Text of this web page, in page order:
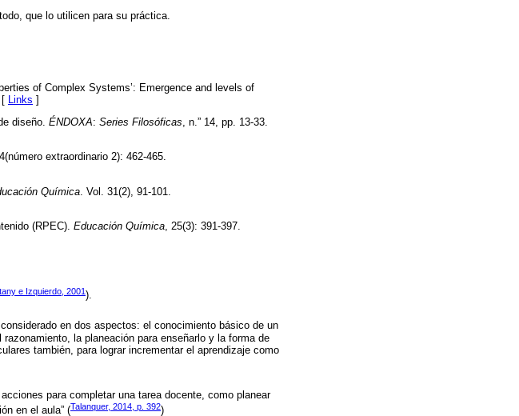
que lo utilicen para su práctica.
of Complex Systems’: Emergence and levels of
[ Links ]
diseño. ÉNDOXA: Series Filosóficas, n.” 14, pp. 13-33.
extraordinario 2): 462-465.
Química . Vol. 31(2), 91-101.
(RPEC). Educación Química , 25(3): 391-397.
e Izquierdo, 2001).
en dos aspectos: el conocimiento básico de un
la planeación para enseñarlo y la forma de
también, para lograr incrementar el aprendizaje como
para completar una tarea docente, como planear
en el aula” (Talanquer, 2014, p. 392)